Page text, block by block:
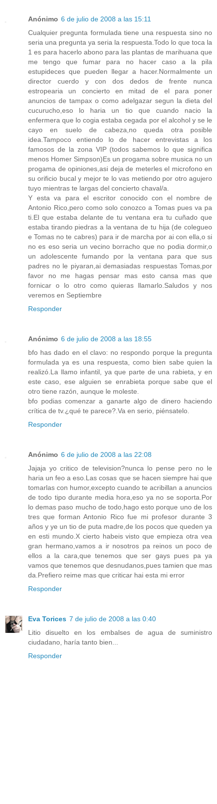
Anónimo 6 de julio de 2008 a las 15:11
Cualquier pregunta formulada tiene una respuesta sino no
seria una pregunta ya seria la respuesta.Todo lo que toca la
1 es para hacerlo abono para las plantas de marihuana que
me tengo que fumar para no hacer caso a la pila
estupideces que pueden llegar a hacer.Normalmente un
director cuerdo y con dos dedos de frente nunca
estropearia un concierto en mitad de el para poner
anuncios de tampax o como adelgazar segun la dieta del
cucurucho,eso lo haria un tio que cuando nacio la
enfermera que lo cogia estaba cegada por el alcohol y se le
cayo en suelo de cabeza,no queda otra posible
idea.Tampoco entiendo lo de hacer entrevistas a los
famosos de la zona VIP (todos sabemos lo que significa
menos Homer Simpson)Es un progama sobre musica no un
progama de opiniones,asi deja de meterles el microfono en
su orificio bucal y mejor te lo vas metiendo por otro agujero
tuyo mientras te largas del concierto chaval/a.
Y esta va para el escritor conocido con el nombre de
Antonio Rico,pero como solo conozco a Tomas pues va pa
ti.El que estaba delante de tu ventana era tu cuñado que
estaba tirando piedras a la ventana de tu hija (de colegueo
e Tomas no te cabres) para ir de marcha por ai con ella,o si
no es eso seria un vecino borracho que no podia dormir,o
un adolescente fumando por la ventana para que sus
padres no le piyaran,ai demasiadas respuestas Tomas,por
favor no me hagas pensar mas esto cansa mas que
fornicar o lo otro como quieras llamarlo.Saludos y nos
veremos en Septiembre
Responder
Anónimo 6 de julio de 2008 a las 18:55
bfo has dado en el clavo: no respondo porque la pregunta
formulada ya es una respuesta, como bien sabe quien la
realizó.La llamo infantil, ya que parte de una rabieta, y en
este caso, ese alguien se enrabieta porque sabe que el
otro tiene razón, aunque le moleste.
bfo podias comenzar a ganarte algo de dinero haciendo
crítica de tv.¿qué te parece?.Va en serio, piénsatelo.
Responder
Anónimo 6 de julio de 2008 a las 22:08
Jajaja yo critico de television?nunca lo pense pero no le
haria un feo a eso.Las cosas que se hacen siempre hai que
tomarlas con humor,excepto cuando te acribillan a anuncios
de todo tipo durante media hora,eso ya no se soporta.Por
lo demas paso mucho de todo,hago esto porque uno de los
tres que forman Antonio Rico fue mi profesor durante 3
años y ye un tio de puta madre,de los pocos que queden ya
en esti mundo.X cierto habeis visto que empieza otra vea
gran hermano,vamos a ir nosotros pa reinos un poco de
ellos a la cara,que tenemos que ser gays pues pa ya
vamos que tenemos que desnudanos,pues tamien que mas
da.Prefiero reime mas que criticar hai esta mi error
Responder
Eva Torices 7 de julio de 2008 a las 0:40
Litio disuelto en los embalses de agua de suministro
ciudadano, haría tanto bien...
Responder